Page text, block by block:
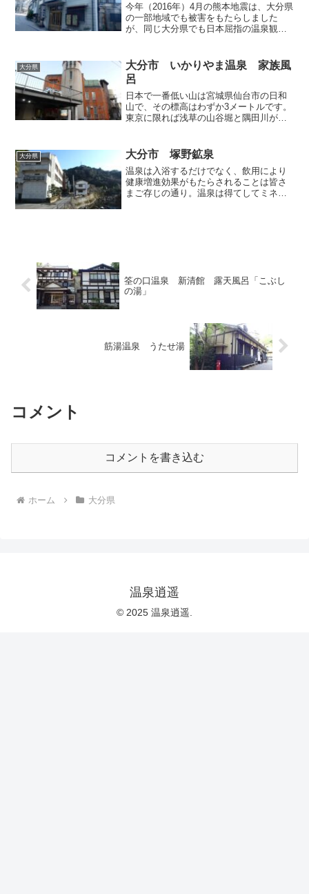
今年（2016年）4月の熊本地震は、大分県
の一部地域でも被害をもたらしました
が、同じ大分県でも日本屈指の温泉観光
く、観光業が基幹産業である当地にとっ
ては深刻な事態になっ...
大分県
大分市 いかりやま温泉 家族風
呂
日本で一番低い山は宮城県仙台市の日和
山で、その標高はわずか3メートルです。
東京に限れば浅草の山谷堀と隅田川が合
た大分県で最も低い山は大分市内にある
標高56メートルの碇...
大分県 大分市 塚野鉱泉
温泉は入浴するだけでなく、飲用により
健康増進効果がもたらされることは皆さ
まご存じの通り。温泉は得てしてミネラ
筌の口温泉 新清館 露天風呂「こぶし
の湯」
筋湯温泉 うたせ湯
コメント
コメントを書き込む
ホーム 大分県
温泉逍遥
© 2025 温泉逍遥.